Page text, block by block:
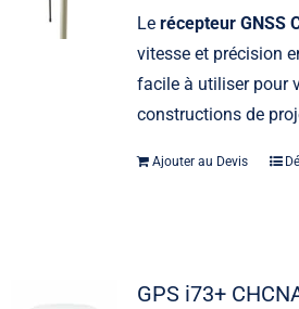
Lerécepteur GNSS
vitesse et précision
facile à utiliser pour
constructions de
Ajouter au Devis
GPS i73+